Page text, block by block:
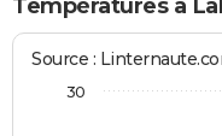
Températures à
Source :
30